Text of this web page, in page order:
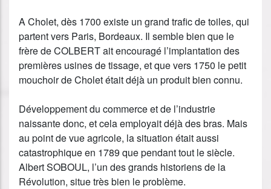
A Cholet, dès 1700 existe un grand trafic de toiles, qui
partent vers Paris, Bordeaux. Il semble bien que le
frère de COLBERT ait encouragé l’implantation des
premières usines de tissage, et que vers 1750 le petit
mouchoir de Cholet était déjà un produit bien connu.
Développement du commerce et de l’industrie
naissante donc, et cela employait déjà des bras. Mais
au point de vue agricole, la situation était aussi
catastrophique en 1789 que pendant tout le siècle.
Albert SOBOUL, l’un des grands historiens de la
Révolution, situe très bien le problème.